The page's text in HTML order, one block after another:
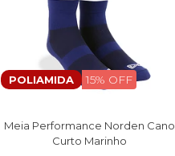
POLIAMIDA 15% OFF
Meia Performance Norden Cano
Curto Marinho